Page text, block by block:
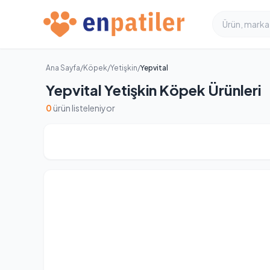
Ana Sayfa/Köpek/Yetişkin/Yepvital
Yepvital Yetişkin Köpek Ürünleri
0 ürün listeleniyor